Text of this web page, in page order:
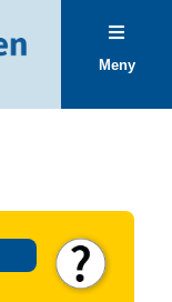
Meny